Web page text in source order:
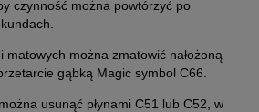
czynność można powtórzyć po
matowych można zmatowić nałożoną
gąbką Magic symbol C66.
usunąć płynami C51 lub C52, w